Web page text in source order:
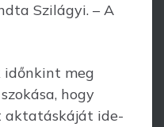
Szilágyi. – A
időnkint meg
hogy
aktatáskáját ide-